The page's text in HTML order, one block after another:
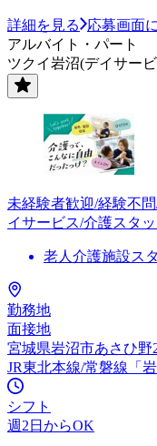
詳細を見る
応募画面
アルバイト・パート
ツクイ岩沼(デイサー
未経験者歓迎/経験不
イサービス/介護スタッ
老人介護施設ス
勤務地
面接地
宮城県岩沼市あさひ野
JR東北本線/常磐線「
シフト
週2日からOK